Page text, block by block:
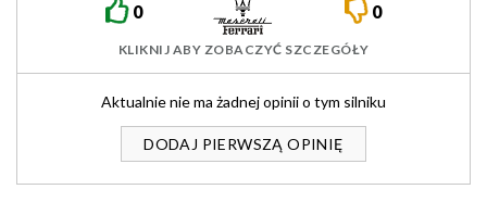
0 0
KLIKNIJ ABY ZOBACZYĆ SZCZEGÓŁY
Aktualnie nie ma żadnej opinii o tym silniku
DODAJ PIERWSZĄ OPINIĘ